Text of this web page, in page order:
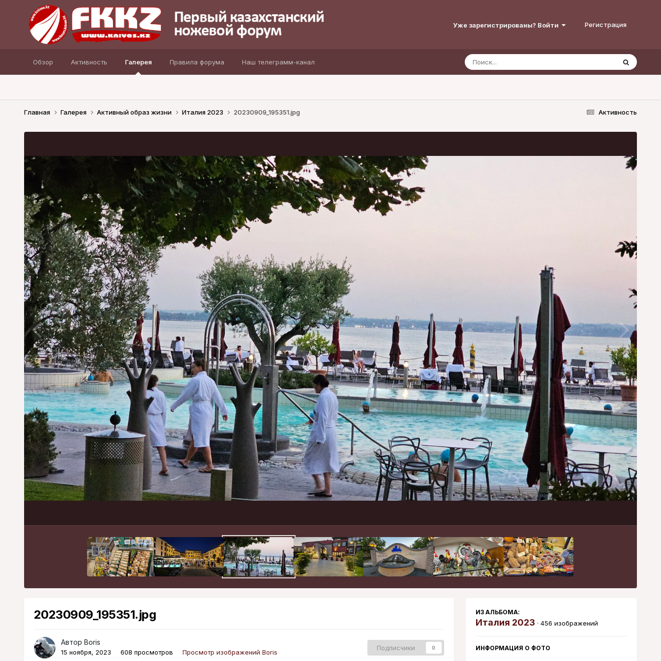
Уже зарегистрированы? Войти Регистрация
Обзор Активность Галерея Правила форума Наш телеграмм-канал
Активность
Главная Галерея Активный образ жизни Италия 2023 20230909_195351.jpg
20230909_195351.jpg
Автор Boris
15 ноября, 2023 608 просмотров Просмотр изображений Boris
Подписчики 0
ИЗ АЛЬБОМА:
Италия 2023 · 456 изображений
ИНФОРМАЦИЯ О ФОТО